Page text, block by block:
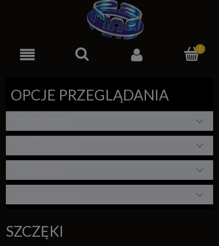
OPCJE PRZEGLĄDANIA
SZCZĘKI